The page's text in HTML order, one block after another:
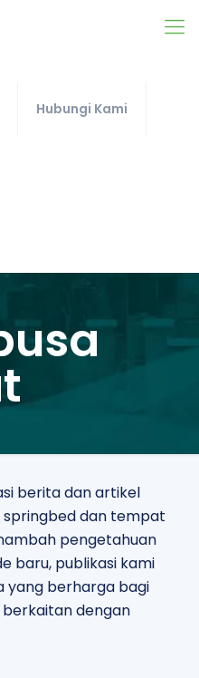
Hubungi Kami
berita dan artikel
dan tempat
pengetahuan
baru, publikasi kami
yang berharga bagi
dengan